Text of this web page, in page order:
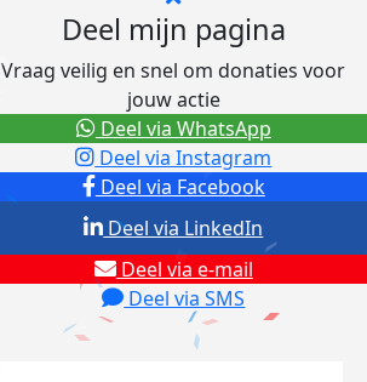
Deel mijn pagina
Vraag veilig en snel om donaties voor
jouw actie
Deel via Facebook
Deel via Instagram
Deel via e-mail
Deel via SMS
Deel via LinkedIn
Deel via WhatsApp